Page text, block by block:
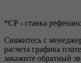
*СР - ставка
Свяжитесь с
расчета графика
закажите обратный